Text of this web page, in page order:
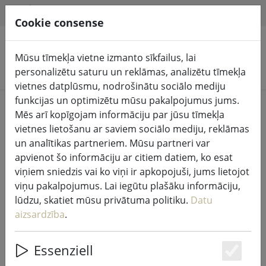
Meklēt produktus
nospiedums
meilon GmbH
Konrāda Zūzes gredzens 31
53424 Remagen
Vācija
Fakss: +49 (0)2642 / 40 52 88 1
Cookie consense
Mūsu tīmekļa vietne izmanto sīkfailus, lai
personalizētu saturu un reklāmas, analizētu tīmekļa
vietnes datplūsmu, nodrošinātu sociālo mediju
funkcijas un optimizētu mūsu pakalpojumus jums.
Mēs arī kopīgojam informāciju par jūsu tīmekļa
vietnes lietošanu ar saviem sociālo mediju, reklāmas
un analītikas partneriem. Mūsu partneri var
apvienot šo informāciju ar citiem datiem, ko esat
viņiem sniedzis vai ko viņi ir apkopojuši, jums lietojot
viņu pakalpojumus. Lai iegūtu plašāku informāciju,
lūdzu, skatiet mūsu privātuma politiku. Datu
aizsardzība.
Essenziell